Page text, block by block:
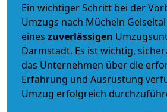
Ein wichtiger Schritt bei der
Umzugs nach Mücheln
eines zuverlässigen
Darmstadt. Es ist wichtig,
das Unternehmen über die
Erfahrung und Ausrüstung
Umzug erfolgreich